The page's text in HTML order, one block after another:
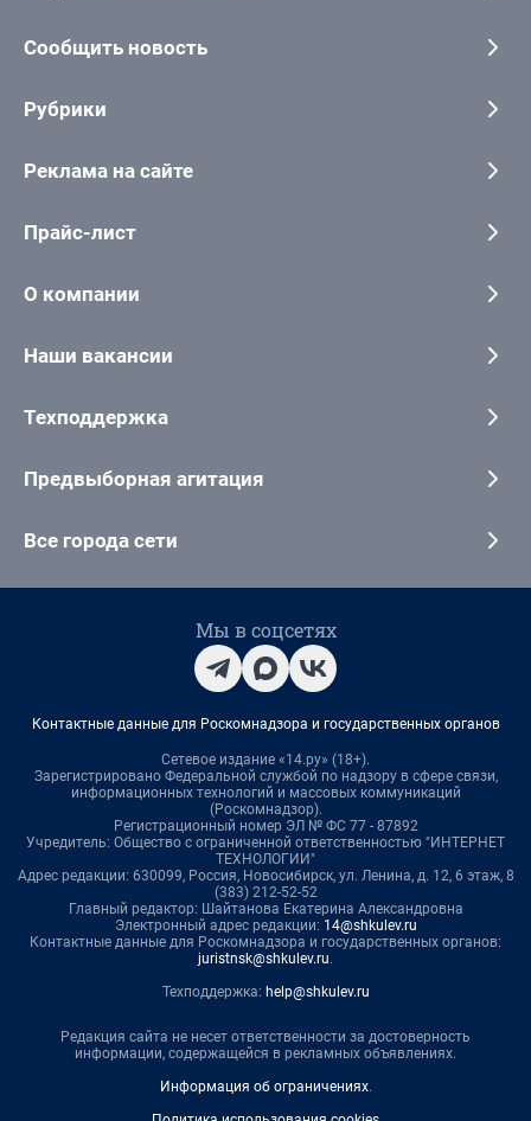
Сообщить новость
Рубрики
Реклама на сайте
Прайс-лист
О компании
Наши вакансии
Техподдержка
Предвыборная агитация
Все города сети
Мы в соцсетях
Контактные данные для Роскомнадзора и государственных органов
Сетевое издание «14.ру» (18+).
Зарегистрировано Федеральной службой по надзору в сфере связи,
информационных технологий и массовых коммуникаций
(Роскомнадзор).
Регистрационный номер ЭЛ № ФС 77 - 87892
Учредитель: Общество с ограниченной ответственностью "ИНТЕРНЕТ
ТЕХНОЛОГИИ"
Адрес редакции: 630099, Россия, Новосибирск, ул. Ленина, д. 12, 6 этаж, 8
(383) 212-52-52
Главный редактор: Шайтанова Екатерина Александровна
Электронный адрес редакции: 14@shkulev.ru
Контактные данные для Роскомнадзора и государственных органов:
juristnsk@shkulev.ru.
Техподдержка: help@shkulev.ru
Редакция сайта не несет ответственности за достоверность
информации, содержащейся в рекламных объявлениях.
Информация об ограничениях.